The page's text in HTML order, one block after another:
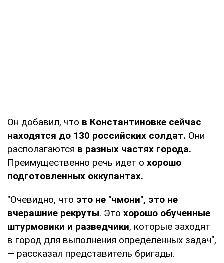
Он добавил, что в Константиновке сейчас
находятся до 130 российских солдат. Они
располагаются в разных частях города.
Преимущественно речь идет о хорошо
подготовленных оккупантах.
"Очевидно, что это не "чмони", это не
вчерашние рекруты. Это хорошо обученные
штурмовики и разведчики, которые заходят
в город для выполнения определенных задач",
— рассказал представитель бригады.